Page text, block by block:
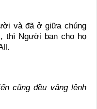
và đã ở giữa chúng
thì Người ban cho họ
cũng đều vâng lệnh